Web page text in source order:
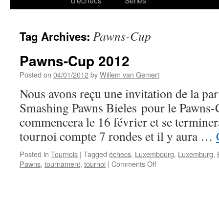
Tag Archives: Pawns-Cup
Pawns-Cup 2012
Posted on 04/01/2012byWillem van Gemert
Nous avons reçu une invitation de la
Smashing Pawns Bieles pour le
commencera le 16 février et se
tournoi compte 7 rondes et il y aura …
Posted in Tournois | Tagged échecs, Luxembourg, Luxemburg,
Pawns, tournament, tournoi | Comments Offon